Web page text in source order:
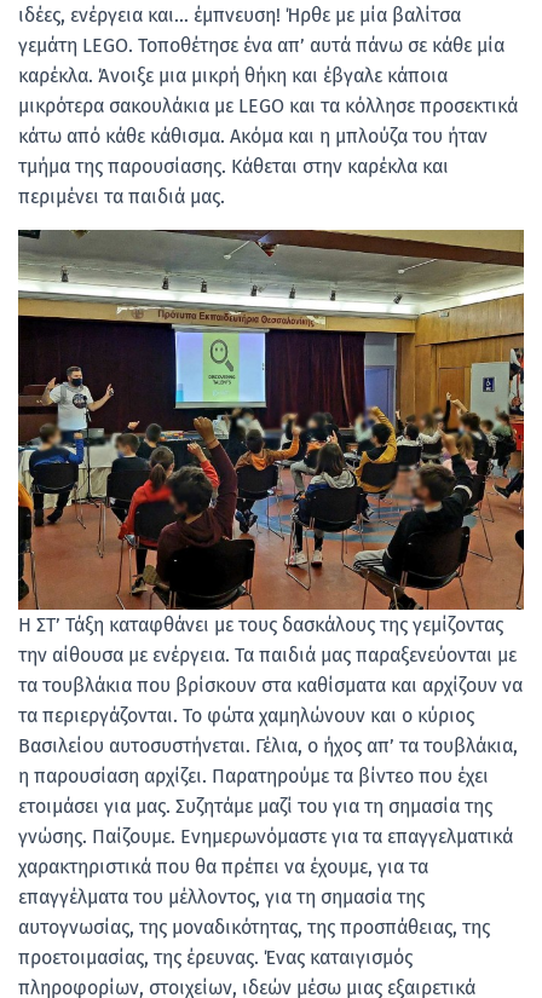
ιδέες, ενέργεια και… έμπνευση! Ήρθε με μία βαλίτσα
γεμάτη LEGO. Τοποθέτησε ένα απ’ αυτά πάνω σε κάθε μία
καρέκλα. Άνοιξε μια μικρή θήκη και έβγαλε κάποια
μικρότερα σακουλάκια με LEGO και τα κόλλησε προσεκτικά
κάτω από κάθε κάθισμα. Ακόμα και η μπλούζα του ήταν
τμήμα της παρουσίασης. Κάθεται στην καρέκλα και
περιμένει τα παιδιά μας.
Η ΣΤ’ Τάξη καταφθάνει με τους δασκάλους της γεμίζοντας
την αίθουσα με ενέργεια. Τα παιδιά μας παραξενεύονται με
τα τουβλάκια που βρίσκουν στα καθίσματα και αρχίζουν να
τα περιεργάζονται. Το φώτα χαμηλώνουν και ο κύριος
Βασιλείου αυτοσυστήνεται. Γέλια, ο ήχος απ’ τα τουβλάκια,
η παρουσίαση αρχίζει. Παρατηρούμε τα βίντεο που έχει
ετοιμάσει για μας. Συζητάμε μαζί του για τη σημασία της
γνώσης. Παίζουμε. Ενημερωνόμαστε για τα επαγγελματικά
χαρακτηριστικά που θα πρέπει να έχουμε, για τα
επαγγέλματα του μέλλοντος, για τη σημασία της
αυτογνωσίας, της μοναδικότητας, της προσπάθειας, της
προετοιμασίας, της έρευνας. Ένας καταιγισμός
πληροφορίων, στοιχείων, ιδεών μέσω μιας εξαιρετικά